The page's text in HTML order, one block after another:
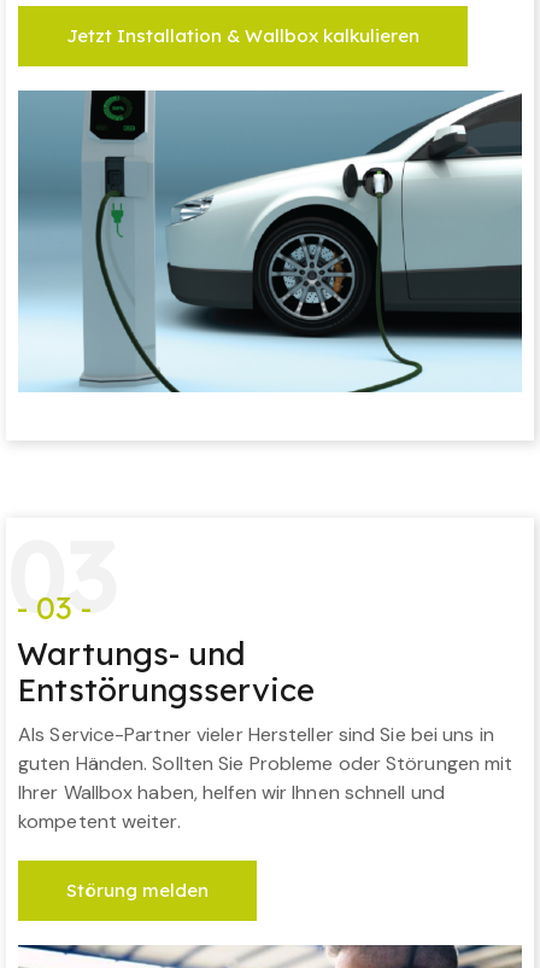
Jetzt Installation & Wallbox kalkulieren
03
- 03 -
Wartungs- und
Entstörungsservice
Als Service-Partner vieler Hersteller sind Sie bei uns in
guten Händen. Sollten Sie Probleme oder Störungen mit
Ihrer Wallbox haben, helfen wir Ihnen schnell und
kompetent weiter.
Störung melden